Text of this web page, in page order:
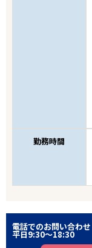
勤務時間
電話でのお問い合わせ
平日9:30〜18:30